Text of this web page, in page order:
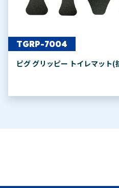
TGRP-7004
ピグ グリッピー トイレマット